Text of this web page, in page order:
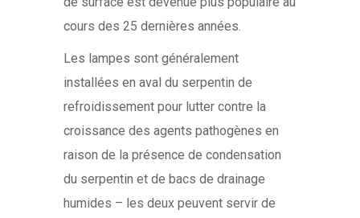
cours des 25 dernières années.
Les lampes sont généralement
installées en aval du serpentin de
refroidissement pour lutter contre la
croissance des agents pathogènes en
raison de la présence de condensation
du serpentin et de bacs de drainage
humides – les deux peuvent servir de